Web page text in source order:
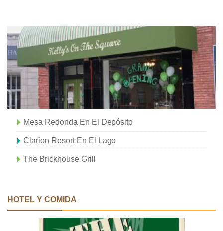
Mesa Redonda En El Depósito
Clarion Resort En El Lago
The Brickhouse Grill
HOTEL Y COMIDA